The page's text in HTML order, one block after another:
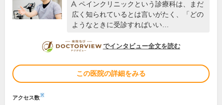
ペインクリニックという診療科は、まだ
広く知られているとは言いがたく、「どの
ようなときに受診すればいい…
DOCTORVIEW
でインタビュー全文を読む
この医院の詳細をみる
アクセス数※